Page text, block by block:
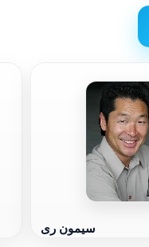
سیمون ری